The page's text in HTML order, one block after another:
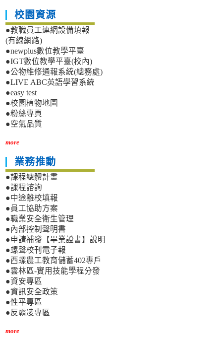
校園資源
●教職員工連網設備填報
(有線網路)
●newplus數位教學平臺
●IGT數位教學平臺(校內)
●公物維修通報系統(總務處)
●LIVE ABC英語學習系統
●easy test
●校園植物地圖
●粉絲專頁
●空氣品質
more
業務推動
●課程總體計畫
●課程諮詢
●中途離校填報
●員工協助方案
●職業安全衛生管理
●內部控制聲明書
●申請補發【畢業證書】說明
●螺聲校刊電子報
●西螺農工教育儲蓄402專戶
●雲林區-實用技能學程分發
●資安專區
●資訊安全政策
●性平專區
●反霸凌專區
more